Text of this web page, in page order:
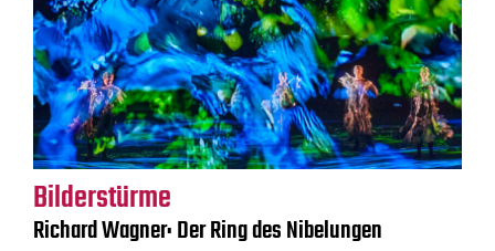
Bilderstürme
Richard Wagner: Der Ring des Nibelungen